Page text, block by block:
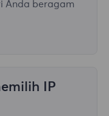
Anda beragam
IP